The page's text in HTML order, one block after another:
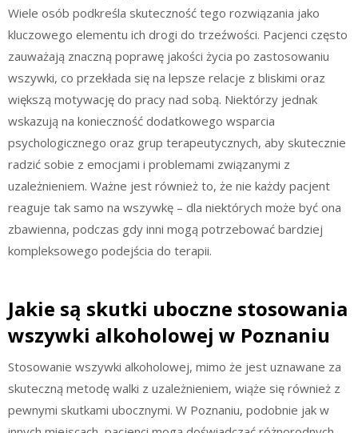
Wiele osób podkreśla skuteczność tego rozwiązania jako
kluczowego elementu ich drogi do trzeźwości. Pacjenci często
zauważają znaczną poprawę jakości życia po zastosowaniu
wszywki, co przekłada się na lepsze relacje z bliskimi oraz
większą motywację do pracy nad sobą. Niektórzy jednak
wskazują na konieczność dodatkowego wsparcia
psychologicznego oraz grup terapeutycznych, aby skutecznie
radzić sobie z emocjami i problemami związanymi z
uzależnieniem. Ważne jest również to, że nie każdy pacjent
reaguje tak samo na wszywkę – dla niektórych może być ona
zbawienna, podczas gdy inni mogą potrzebować bardziej
kompleksowego podejścia do terapii.
Jakie są skutki uboczne stosowania
wszywki alkoholowej w Poznaniu
Stosowanie wszywki alkoholowej, mimo że jest uznawane za
skuteczną metodę walki z uzależnieniem, wiąże się również z
pewnymi skutkami ubocznymi. W Poznaniu, podobnie jak w